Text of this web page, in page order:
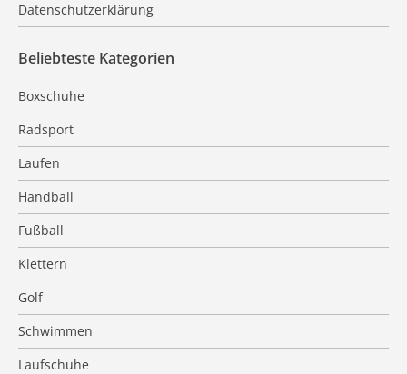
Datenschutzerklärung
Beliebteste Kategorien
Boxschuhe
Radsport
Laufen
Handball
Fußball
Klettern
Golf
Schwimmen
Laufschuhe